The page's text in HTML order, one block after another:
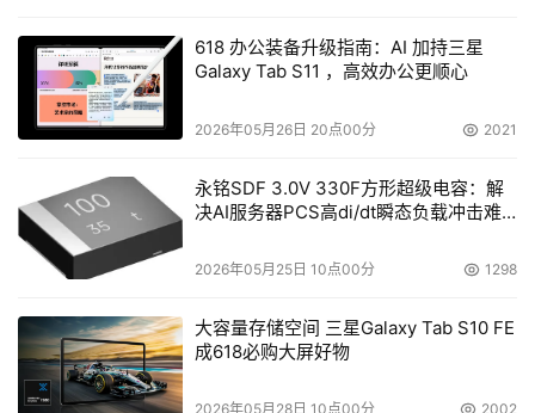
618 办公装备升级指南：AI 加持三星
Galaxy Tab S11 ，高效办公更顺心
2026年05月26日 20点00分 2021
永铭SDF 3.0V 330F方形超级电容：解
决AI服务器PCS高di/dt瞬态负载冲击难
2026年05月25日 10点00分 1298
大容量存储空间 三星Galaxy Tab S10 FE
成618必购大屏好物
2026年05月28日 10点00分 2002